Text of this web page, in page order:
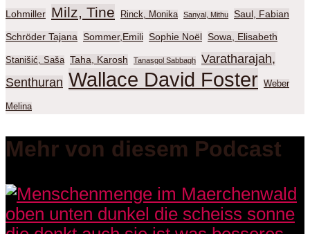
Lohmiller Milz, Tine Rinck, Monika Sanyal, Mithu Saul, Fabian
Schröder Tajana Sommer,Emili Sophie Noël Sowa, Elisabeth
Stanišić, Saša Taha, Karosh Tanasgol Sabbagh
Varatharajah,
Senthuran Wallace David Foster Weber
Melina
Mehr von diesem Podcast